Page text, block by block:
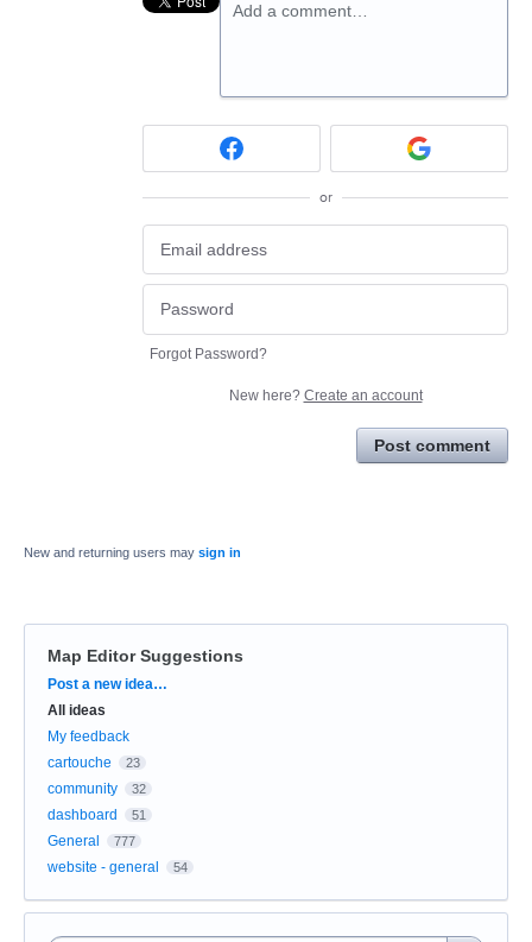
Add a comment…
or
Forgot Password?
New here? Create an account
Post comment
New and returning users may sign in
Map Editor Suggestions
Categories
Post a new idea…
All ideas
My feedback
cartouche
23
community 32
dashboard 51
General 777
website - general 54